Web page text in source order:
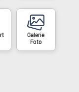
Galerie
Foto